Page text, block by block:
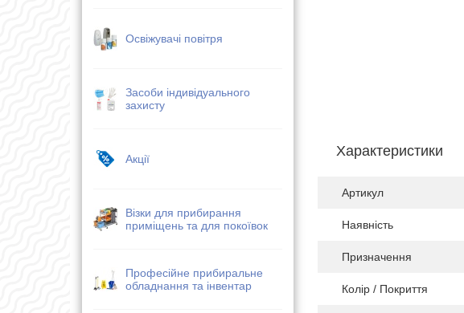
Освіжувачі повітря
Засоби індивідуального
захисту
Акції
Візки для прибирання
приміщень та для покоївок
Професійне прибиральне
обладнання та інвентар
Характеристики
Артикул
Наявність
Призначення
Колір / Покриття